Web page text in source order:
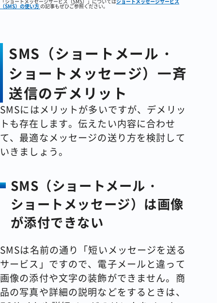
（SMS）の使い方 の記事もぜひご参照ください。
SMS（ショートメール・
ショートメッセージ）一斉
送信のデメリット
SMSにはメリットが多いですが、デメリッ
トも存在します。伝えたい内容に合わせ
て、最適なメッセージの送り方を検討して
いきましょう。
SMS（ショートメール・
ショートメッセージ）は画像
が添付できない
SMSは名前の通り「短いメッセージを送る
サービス」ですので、電子メールと違って
画像の添付や文字の装飾ができません。商
品の写真や詳細の説明などをするときは、